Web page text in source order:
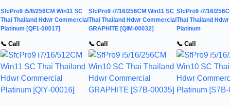
SfcPro9 i5/8/256CM Win11 SC
Thai Thailand Hdwr Commercial
Platinum [QF1-00017]
📞 Call
SfcPro9 i7/16/256CM Win11 SC
Thai Thailand Hdwr Commercial
GRAPHITE [QIM-00032]
📞 Call
SfcPro9 i7/16/
Thai Thailand
Platinum
📞 Call